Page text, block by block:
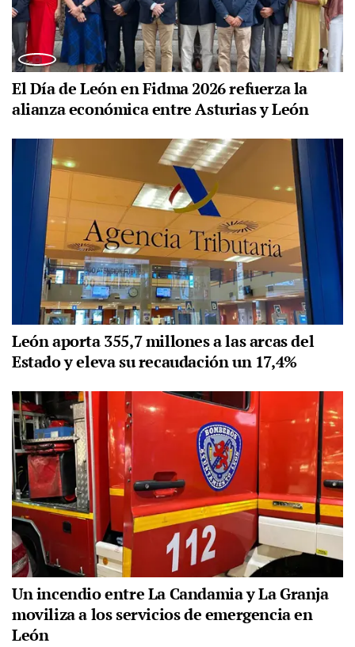
El Día de León en Fidma 2026 refuerza la
alianza económica entre Asturias y León
León aporta 355,7 millones a las arcas del
Estado y eleva su recaudación un 17,4%
Un incendio entre La Candamia y La Granja
moviliza a los servicios de emergencia en
León